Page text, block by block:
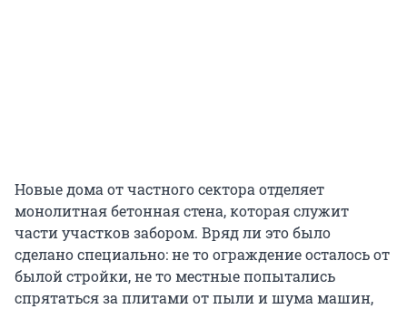
Новые дома от частного сектора отделяет
монолитная бетонная стена, которая служит
части участков забором. Вряд ли это было
сделано специально: не то ограждение осталось от
былой стройки, не то местные попытались
спрятаться за плитами от пыли и шума машин,